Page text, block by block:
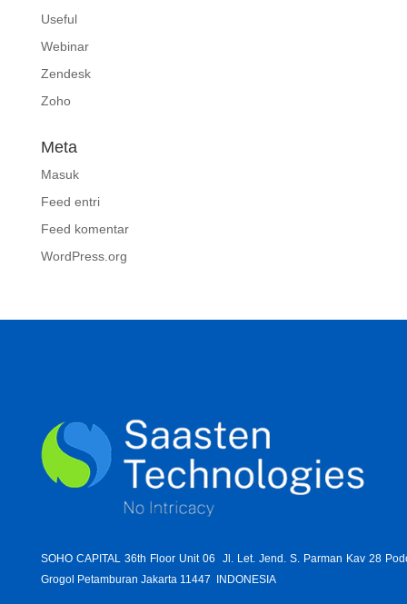
Useful
Webinar
Zendesk
Zoho
Meta
Masuk
Feed entri
Feed komentar
WordPress.org
SOHO CAPITAL 36th Floor Unit 06 Jl. Let. Jend. S. Parman Kav 28
Grogol Petamburan Jakarta 11447 INDONESIA